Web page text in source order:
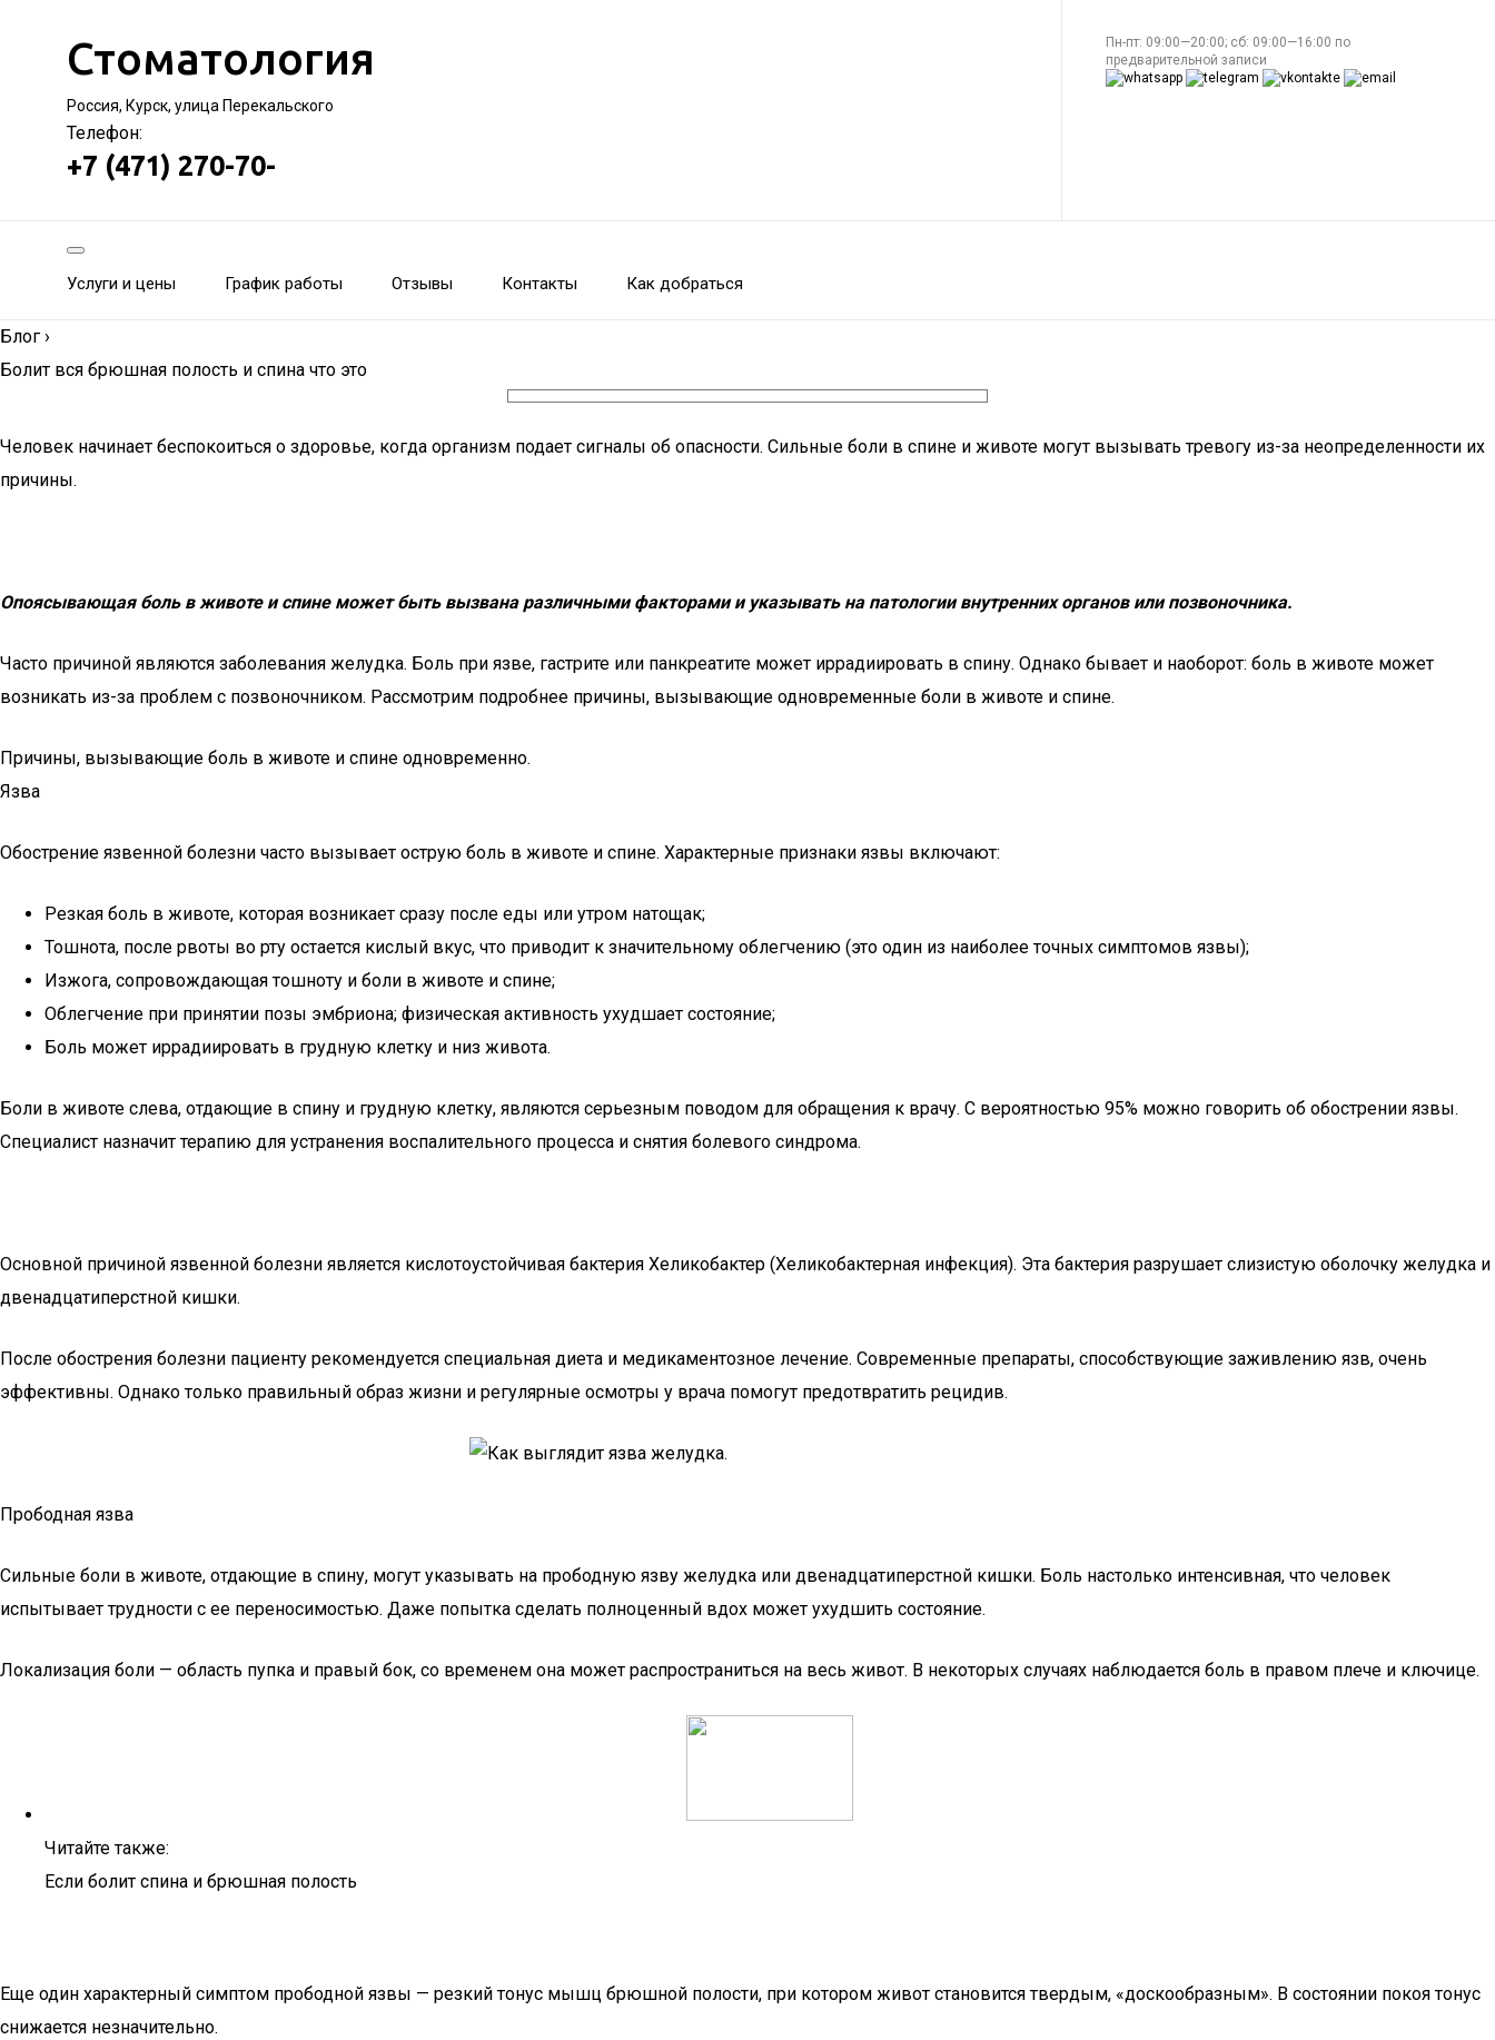
Стоматология
Россия, Курск, улица Перекальского
Телефон:
+7 (471) 270-70-
Пн-пт: 09:00—20:00; сб: 09:00—16:00 по
предварительной записи
Услуги и цены График работы Отзывы Контакты Как добраться
Блог ›
Болит вся брюшная полость и спина что это
Человек начинает беспокоиться о здоровье, когда организм подает сигналы об опасности. Сильные боли в спине и животе могут вызывать тревогу из-за неопределенности их
причины.
Опоясывающая боль в животе и спине может быть вызвана различными факторами и указывать на патологии внутренних органов или позвоночника.
Часто причиной являются заболевания желудка. Боль при язве, гастрите или панкреатите может иррадиировать в спину. Однако бывает и наоборот: боль в животе может
возникать из-за проблем с позвоночником. Рассмотрим подробнее причины, вызывающие одновременные боли в животе и спине.
Причины, вызывающие боль в животе и спине одновременно.
Язва
Обострение язвенной болезни часто вызывает острую боль в животе и спине. Характерные признаки язвы включают:
Резкая боль в животе, которая возникает сразу после еды или утром натощак;
Тошнота, после рвоты во рту остается кислый вкус, что приводит к значительному облегчению (это один из наиболее точных симптомов язвы);
Изжога, сопровождающая тошноту и боли в животе и спине;
Облегчение при принятии позы эмбриона; физическая активность ухудшает состояние;
Боль может иррадиировать в грудную клетку и низ живота.
Боли в животе слева, отдающие в спину и грудную клетку, являются серьезным поводом для обращения к врачу. С вероятностью 95% можно говорить об обострении язвы.
Специалист назначит терапию для устранения воспалительного процесса и снятия болевого синдрома.
Основной причиной язвенной болезни является кислотоустойчивая бактерия Хеликобактер (Хеликобактерная инфекция). Эта бактерия разрушает слизистую оболочку желудка и
двенадцатиперстной кишки.
После обострения болезни пациенту рекомендуется специальная диета и медикаментозное лечение. Современные препараты, способствующие заживлению язв, очень
эффективны. Однако только правильный образ жизни и регулярные осмотры у врача помогут предотвратить рецидив.
Прободная язва
Сильные боли в животе, отдающие в спину, могут указывать на прободную язву желудка или двенадцатиперстной кишки. Боль настолько интенсивная, что человек
испытывает трудности с ее переносимостью. Даже попытка сделать полноценный вдох может ухудшить состояние.
Локализация боли — область пупка и правый бок, со временем она может распространиться на весь живот. В некоторых случаях наблюдается боль в правом плече и ключице.
Читайте также:
Если болит спина и брюшная полость
Еще один характерный симптом прободной язвы — резкий тонус мышц брюшной полости, при котором живот становится твердым, «доскообразным». В состоянии покоя тонус
снижается незначительно.